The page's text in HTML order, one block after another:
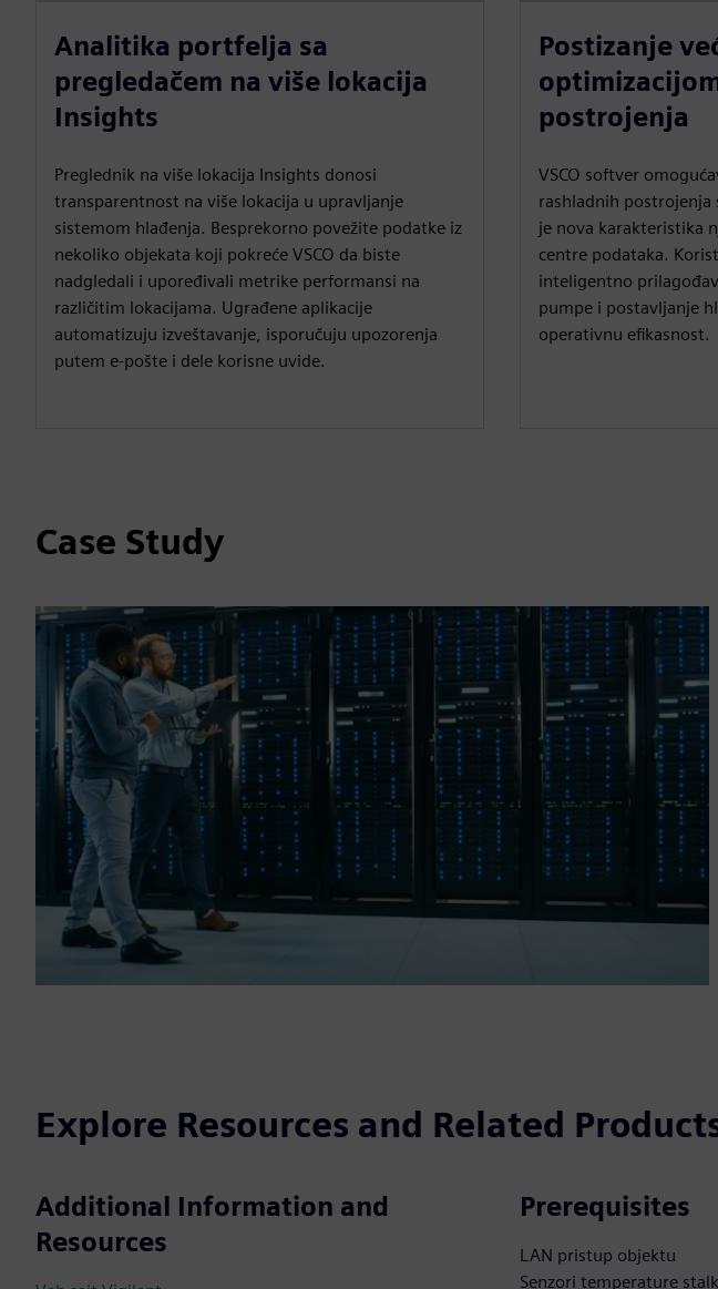
Analitika portfelja sa
pregledačem na više lokacija
Insights
Preglednik na više lokacija Insights donosi
transparentnost na više lokacija u upravljanje
sistemom hlađenja. Besprekorno povežite podatke iz
nekoliko objekata koji pokreće VSCO da biste
nadgledali i upoređivali metrike performansi na
različitim lokacijama. Ugrađene aplikacije
automatizuju izveštavanje, isporučuju upozorenja
putem e-pošte i dele korisne uvide.
Postizanje
postrojenja
VSCO softver
rashladnih postrojenja
je nova karakteristika
centre podataka.
inteligentno
pumpe i postavljanje
operativnu efikasnost.
Case Study
Explore Resources and Related
Additional Information and
Resources
Prerequisites
LAN pristup objektu
Senzori temperature